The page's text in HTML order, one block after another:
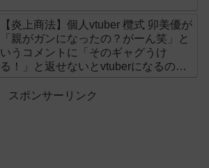
【炎上商法】個人vtuber 欖式 卯美優が
「親がガンになったの？がーん笑」と
いうコメントに「そのギャグうけ
る！」と返せないとvtuberになるのは
スポンサーリンク